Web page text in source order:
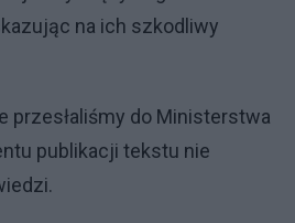
na ich szkodliwy
przesłaliśmy do Ministerstwa
publikacji tekstu nie